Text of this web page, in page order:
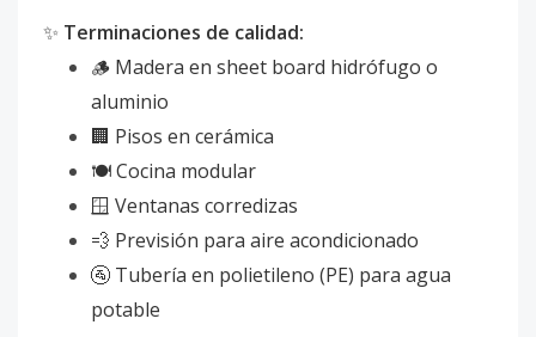
✨ Terminaciones de calidad:
🪵 Madera en sheet board hidrófugo o
aluminio
🏢 Pisos en cerámica
🍽️ Cocina modular
🪟 Ventanas corredizas
💨 Previsión para aire acondicionado
🚰 Tubería en polietileno (PE) para agua
potable